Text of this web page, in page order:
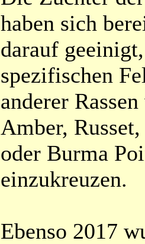
haben sich
darauf
spezifischen
anderer
Amber,
oder Burma
einzukreuzen.
Ebenso 2017